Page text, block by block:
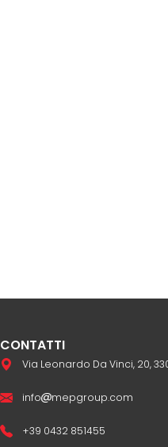
CONTATTI
Via Leonardo Da Vinci, 20,
info mepgroup.com
+39 0432 851455